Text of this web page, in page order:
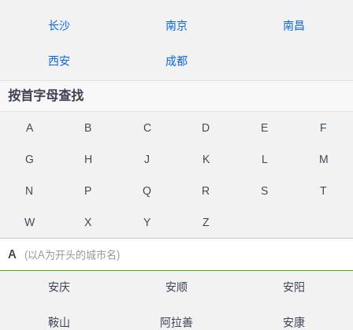
长沙 南京 南昌
西安 成都
按首字母查找
A B C D E F
G H J K L M
N P Q R S T
W X Y Z
A (以A为开头的城市名)
安庆 安顺 安阳
鞍山 阿拉善 安康